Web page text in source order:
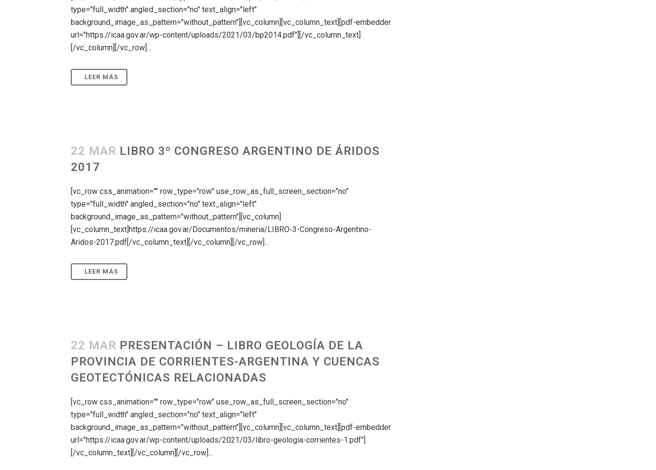
type="full_width" angled_section="no" text_align="left"
background_image_as_pattern="without_pattern"][vc_column][vc_column_text][pdf-embedder
url="https://icaa.gov.ar/wp-content/uploads/2021/03/bp2014.pdf"][/vc_column_text]
[/vc_column][/vc_row]...
22 MAR LIBRO 3º CONGRESO ARGENTINO DE ÁRIDOS
2017
[vc_row css_animation="" row_type="row" use_row_as_full_screen_section="no"
type="full_width" angled_section="no" text_align="left"
background_image_as_pattern="without_pattern"][vc_column]
[vc_column_text]https://icaa.gov.ar/Documentos/mineria/LIBRO-3-Congreso-Argentino-
Aridos-2017.pdf[/vc_column_text][/vc_column][/vc_row]...
22 MAR PRESENTACIÓN – LIBRO GEOLOGÍA DE LA
PROVINCIA DE CORRIENTES-ARGENTINA Y CUENCAS
GEOTECTÓNICAS RELACIONADAS
[vc_row css_animation="" row_type="row" use_row_as_full_screen_section="no"
type="full_width" angled_section="no" text_align="left"
background_image_as_pattern="without_pattern"][vc_column][vc_column_text][pdf-embedder
url="https://icaa.gov.ar/wp-content/uploads/2021/03/libro-geologia-corrientes-1.pdf"]
[/vc_column_text][/vc_column][/vc_row]...